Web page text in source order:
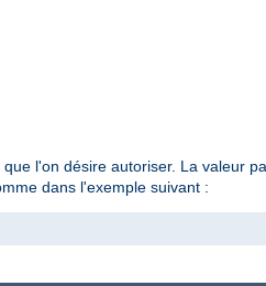
l'on désire autoriser. La valeur
dans l'exemple suivant :